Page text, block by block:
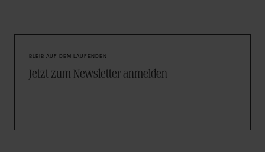
BLEIB AUF DEM LAUFENDEN
Jetzt zum Newsletter anmelden